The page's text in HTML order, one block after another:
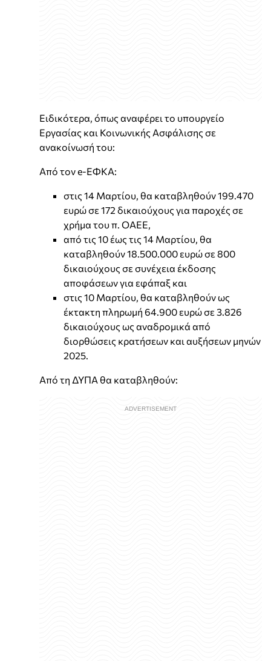
Ειδικότερα, όπως αναφέρει το υπουργείο
Εργασίας και Κοινωνικής Ασφάλισης σε
ανακοίνωσή του:
Από τον e-ΕΦΚΑ:
στις 14 Μαρτίου, θα καταβληθούν 199.470
ευρώ σε 172 δικαιούχους για παροχές σε
χρήμα του π. ΟΑΕΕ,
από τις 10 έως τις 14 Μαρτίου, θα
καταβληθούν 18.500.000 ευρώ σε 800
δικαιούχους σε συνέχεια έκδοσης
αποφάσεων για εφάπαξ και
στις 10 Μαρτίου, θα καταβληθούν ως
έκτακτη πληρωμή 64.900 ευρώ σε 3.826
δικαιούχους ως αναδρομικά από
διορθώσεις κρατήσεων και αυξήσεων μηνών
2025.
Από τη ΔΥΠΑ θα καταβληθούν: